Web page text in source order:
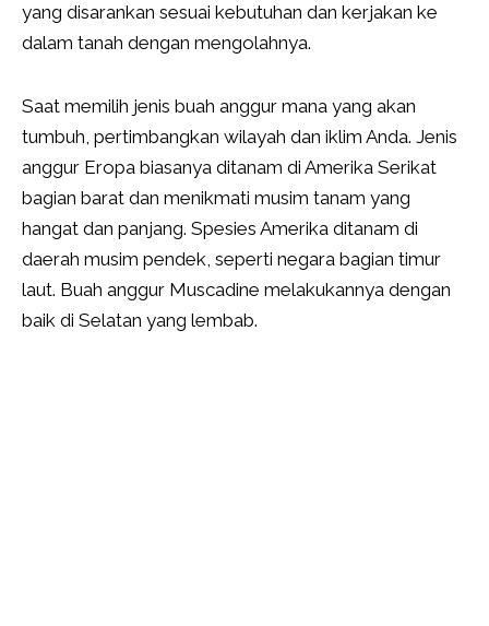
yang disarankan sesuai kebutuhan dan kerjakan ke
dalam tanah dengan mengolahnya.
Saat memilih jenis buah anggur mana yang akan
tumbuh, pertimbangkan wilayah dan iklim Anda. Jenis
anggur Eropa biasanya ditanam di Amerika Serikat
bagian barat dan menikmati musim tanam yang
hangat dan panjang. Spesies Amerika ditanam di
daerah musim pendek, seperti negara bagian timur
laut. Buah anggur Muscadine melakukannya dengan
baik di Selatan yang lembab.